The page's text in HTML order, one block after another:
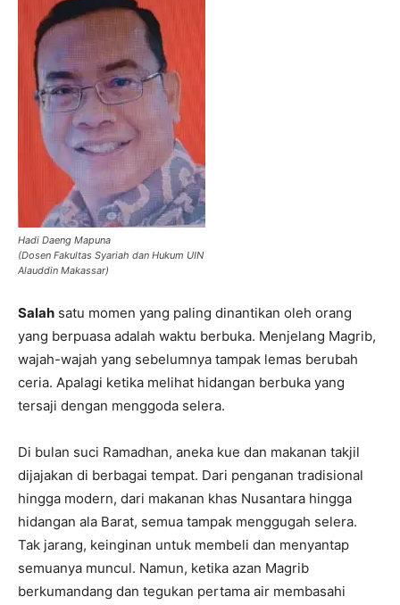
Hadi Daeng Mapuna
(Dosen Fakultas Syariah dan Hukum UIN
Alauddin Makassar)
Salah satu momen yang paling dinantikan oleh orang
yang berpuasa adalah waktu berbuka. Menjelang Magrib,
wajah-wajah yang sebelumnya tampak lemas berubah
ceria. Apalagi ketika melihat hidangan berbuka yang
tersaji dengan menggoda selera.
Di bulan suci Ramadhan, aneka kue dan makanan takjil
dijajakan di berbagai tempat. Dari penganan tradisional
hingga modern, dari makanan khas Nusantara hingga
hidangan ala Barat, semua tampak menggugah selera.
Tak jarang, keinginan untuk membeli dan menyantap
semuanya muncul. Namun, ketika azan Magrib
berkumandang dan tegukan pertama air membasahi